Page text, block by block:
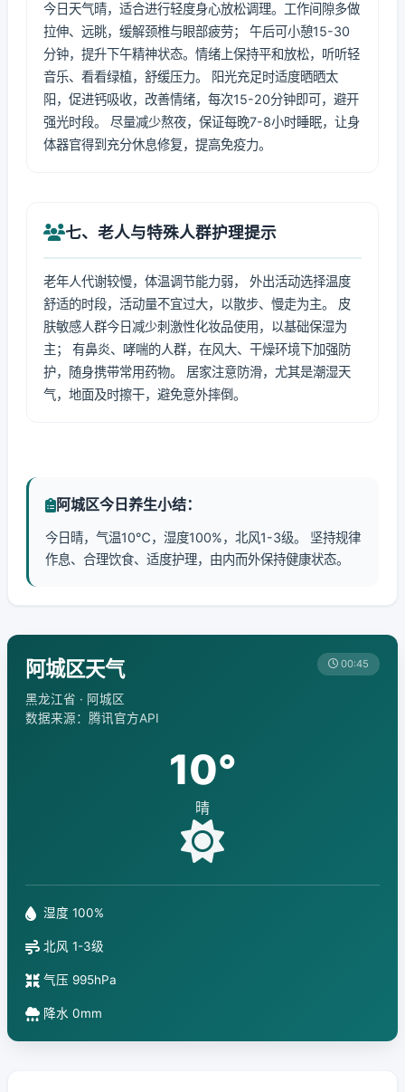
今日天气晴，适合进行轻度身心放松调理。工作间隙多做
拉伸、远眺，缓解颈椎与眼部疲劳； 午后可小憩15-30
分钟，提升下午精神状态。情绪上保持平和放松，听听轻
音乐、看看绿植，舒缓压力。 阳光充足时适度晒晒太
阳，促进钙吸收，改善情绪，每次15-20分钟即可，避开
强光时段。 尽量减少熬夜，保证每晚7-8小时睡眠，让身
体器官得到充分休息修复，提高免疫力。
七、老人与特殊人群护理提示
老年人代谢较慢，体温调节能力弱， 外出活动选择温度
舒适的时段，活动量不宜过大，以散步、慢走为主。 皮
肤敏感人群今日减少刺激性化妆品使用，以基础保湿为
主； 有鼻炎、哮喘的人群，在风大、干燥环境下加强防
护，随身携带常用药物。 居家注意防滑，尤其是潮湿天
气，地面及时擦干，避免意外摔倒。
阿城区今日养生小结：
今日晴，气温10℃，湿度100%，北风1-3级。 坚持规律
作息、合理饮食、适度护理，由内而外保持健康状态。
阿城区天气
黑龙江省 · 阿城区
数据来源：腾讯官方API
00:45
10°
晴
湿度 100%
北风 1-3级
气压 995hPa
降水 0mm